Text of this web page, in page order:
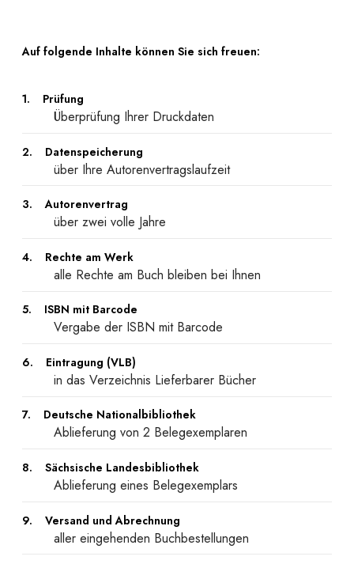
Auf folgende Inhalte können Sie sich freuen:
1. Prüfung
Überprüfung Ihrer Druckdaten
2. Datenspeicherung
über Ihre Autorenvertragslaufzeit
3. Autorenvertrag
über zwei volle Jahre
4. Rechte am Werk
alle Rechte am Buch bleiben bei Ihnen
5. ISBN mit Barcode
Vergabe der ISBN mit Barcode
6. Eintragung (VLB)
in das Verzeichnis Lieferbarer Bücher
7. Deutsche Nationalbibliothek
Ablieferung von 2 Belegexemplaren
8. Sächsische Landesbibliothek
Ablieferung eines Belegexemplars
9. Versand und Abrechnung
aller eingehenden Buchbestellungen